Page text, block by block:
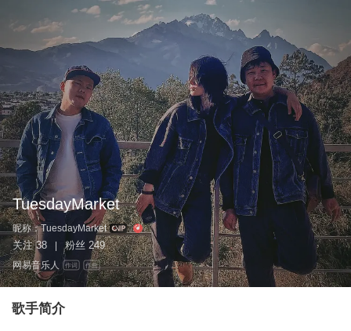
TuesdayMarket
昵称：TuesdayMarket
关注 38 粉丝 249
网易音乐人 作词 作曲
歌手简介